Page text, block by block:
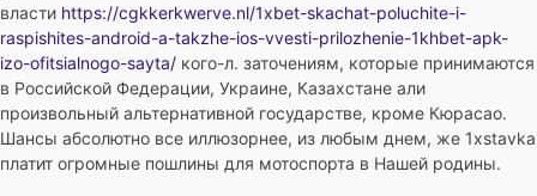
власти https://cgkkerkwerve.nl/1xbet-skachat-poluchite-i-
raspishites-android-a-takzhe-ios-vvesti-prilozhenie-1khbet-apk-
izo-ofitsialnogo-sayta/ кого-л. заточениям, которые принимаются
в Российской Федерации, Украине, Казахстане али
произвольный альтернативной государстве, кроме Кюрасао.
Шансы абсолютно все иллюзорнее, из любым днем, же 1xstavka
платит огромные пошлины для мотоспорта в Нашей родины.